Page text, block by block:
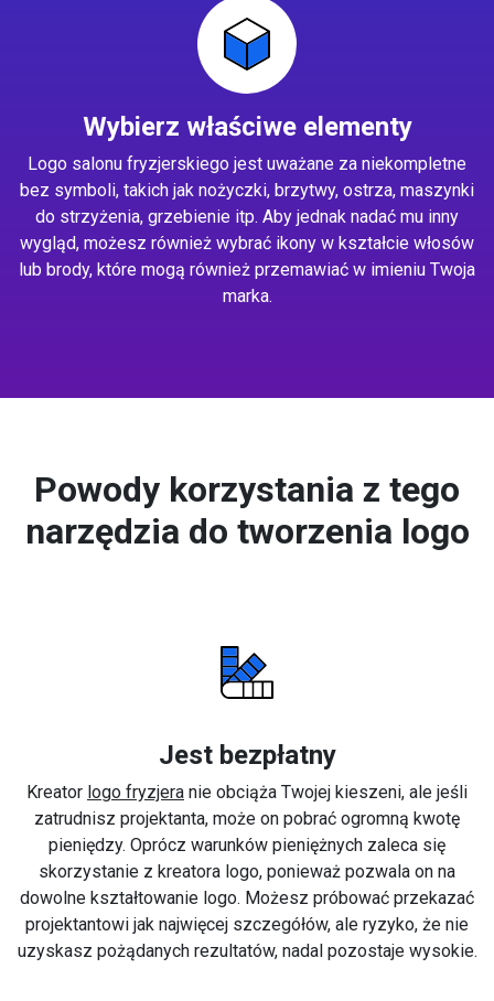
Wybierz właściwe elementy
Logo salonu fryzjerskiego jest uważane za niekompletne
bez symboli, takich jak nożyczki, brzytwy, ostrza, maszynki
do strzyżenia, grzebienie itp. Aby jednak nadać mu inny
wygląd, możesz również wybrać ikony w kształcie włosów
lub brody, które mogą również przemawiać w imieniu Twoja
marka.
Powody korzystania z tego
narzędzia do tworzenia logo
Jest bezpłatny
Kreator logo fryzjera nie obciąża Twojej kieszeni, ale jeśli
zatrudnisz projektanta, może on pobrać ogromną kwotę
pieniędzy. Oprócz warunków pieniężnych zaleca się
skorzystanie z kreatora logo, ponieważ pozwala on na
dowolne kształtowanie logo. Możesz próbować przekazać
projektantowi jak najwięcej szczegółów, ale ryzyko, że nie
uzyskasz pożądanych rezultatów, nadal pozostaje wysokie.